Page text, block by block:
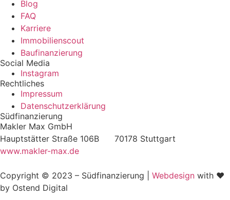
Blog
FAQ
Karriere
Immobilienscout
Baufinanzierung
Social Media
Instagram
Rechtliches
Impressum
Datenschutzerklärung
Südfinanzierung
Makler Max GmbH
Hauptstätter Straße 106B 70178 Stuttgart
www.makler-max.de
Copyright © 2023 – Südfinanzierung | Webdesign with ♥
by Ostend Digital